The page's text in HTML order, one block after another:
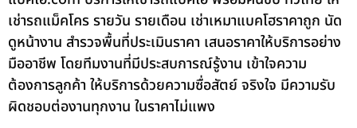
เช่ารถแม็คโคร รายวัน รายเดือน เช่าเหมาแบคโฮราคาถูก นัด
ดูหน้างาน สำรวจพื้นที่ประเมินราคา เสนอราคาให้บริการอย่าง
มืออาชีพ โดยทีมงานที่มีประสบการณ์รู้งาน เข้าใจความ
ต้องการลูกค้า ให้บริการด้วยความซื่อสัตย์ จริงใจ มีความรับ
ผิดชอบต่องานทุกงาน ในราคาไม่แพง